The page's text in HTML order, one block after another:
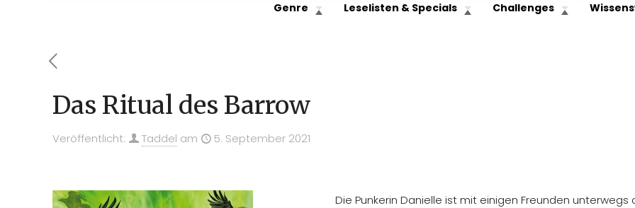
Genre Leselisten & Specials Challenges
Das Ritual des Barrow
Veröffentlicht: Taddel am 5. September 2021
Die Punkerin Danielle ist mit einigen Freunden unterwegs